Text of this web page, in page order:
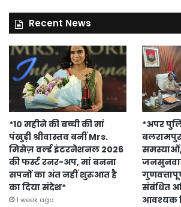
Recent News
*10 महीने की बच्ची की मां
पंखुड़ी श्रीवास्तव बनीं Mrs.
मिसेज़ वर्ल्ड इंटरनेशनल 2026
की फर्स्ट रनर-अप, मां बनना
सपनों का अंत नहीं शुरुआत है
का दिया संदेश*
1 week ago
*अपर
संबंधित
आवश्यक